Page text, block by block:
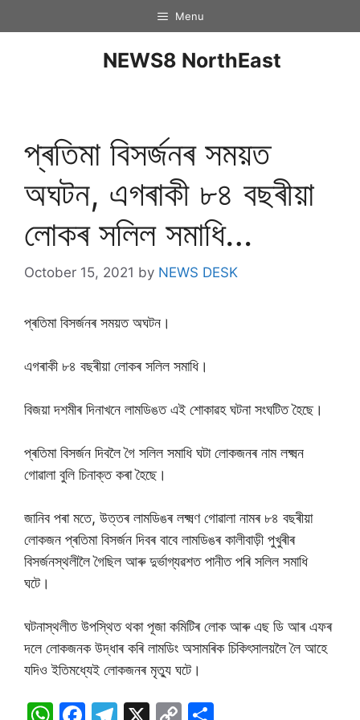
Menu
NEWS8 NorthEast
প্ৰতিমা বিসৰ্জনৰ সময়ত
অঘটন, এগৰাকী ৮৪ বছৰীয়া
লোকৰ সলিল সমাধি…
October 15, 2021 by NEWS DESK
প্ৰতিমা বিসৰ্জনৰ সময়ত অঘটন।
এগৰাকী ৮৪ বছৰীয়া লোকৰ সলিল সমাধি।
বিজয়া দশমীৰ দিনাখনে লামডিঙত এই শোকাৱহ ঘটনা সংঘটিত হৈছে।
প্ৰতিমা বিসৰ্জন দিবলৈ গৈ সলিল সমাধি ঘটা লোকজনৰ নাম লক্ষ্মন
গোৱালা বুলি চিনাক্ত কৰা হৈছে।
জানিব পৰা মতে, উত্তৰ লামডিঙৰ লক্ষ্মণ গোৱালা নামৰ ৮৪ বছৰীয়া
লোকজন প্ৰতিমা বিসৰ্জন দিবৰ বাবে লামডিঙৰ কালীবাড়ী পুখুৰীৰ
বিসৰ্জনস্থলীলৈ গৈছিল আৰু দুৰ্ভাগ্যৱশত পানীত পৰি সলিল সমাধি
ঘটে।
ঘটনাস্থলীত উপস্থিত থকা পূজা কমিটিৰ লোক আৰু এছ ডি আৰ এফৰ
দলে লোকজনক উদ্ধাৰ কৰি লামডিং অসামৰিক চিকিৎসালয়লৈ লৈ আহে
যদিও ইতিমধ্যেই লোকজনৰ মৃত্যু ঘটে।